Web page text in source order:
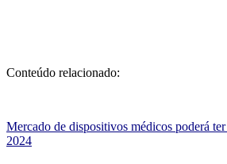
Conteúdo relacionado:
Mercado de dispositivos médicos poderá
2024